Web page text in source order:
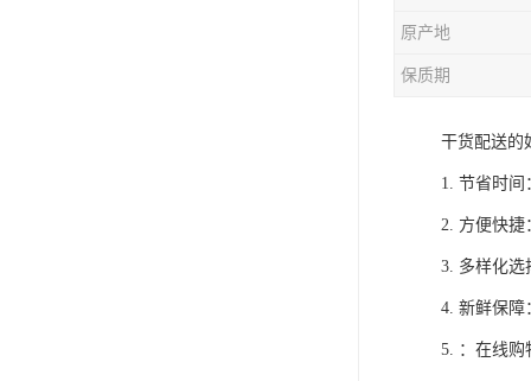
原产地
保质期
干货配送的
1. 节省时间
2. 方便快捷
3. 多样化选
4. 新鲜保障
5. ：在线购